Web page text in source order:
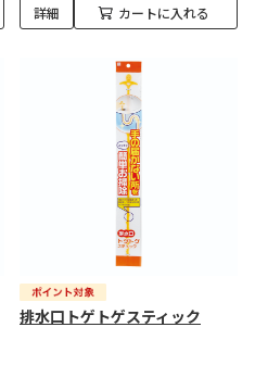
詳細 カートに入れる
排水口トゲトゲスティック